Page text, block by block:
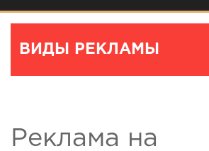
ВИДЫ РЕКЛАМЫ
Реклама на